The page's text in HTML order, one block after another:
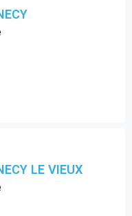
LE VIEUX